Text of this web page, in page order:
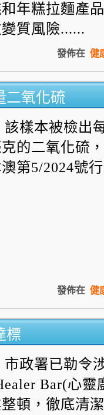
年糕拉麵產
質風險......
發佈在 健
二氧化硫
該樣本被檢出
的二氧化硫
澳第5/2024號
發佈在 健
標
市政署已勒令
Bar(心靈
頓，徹底清